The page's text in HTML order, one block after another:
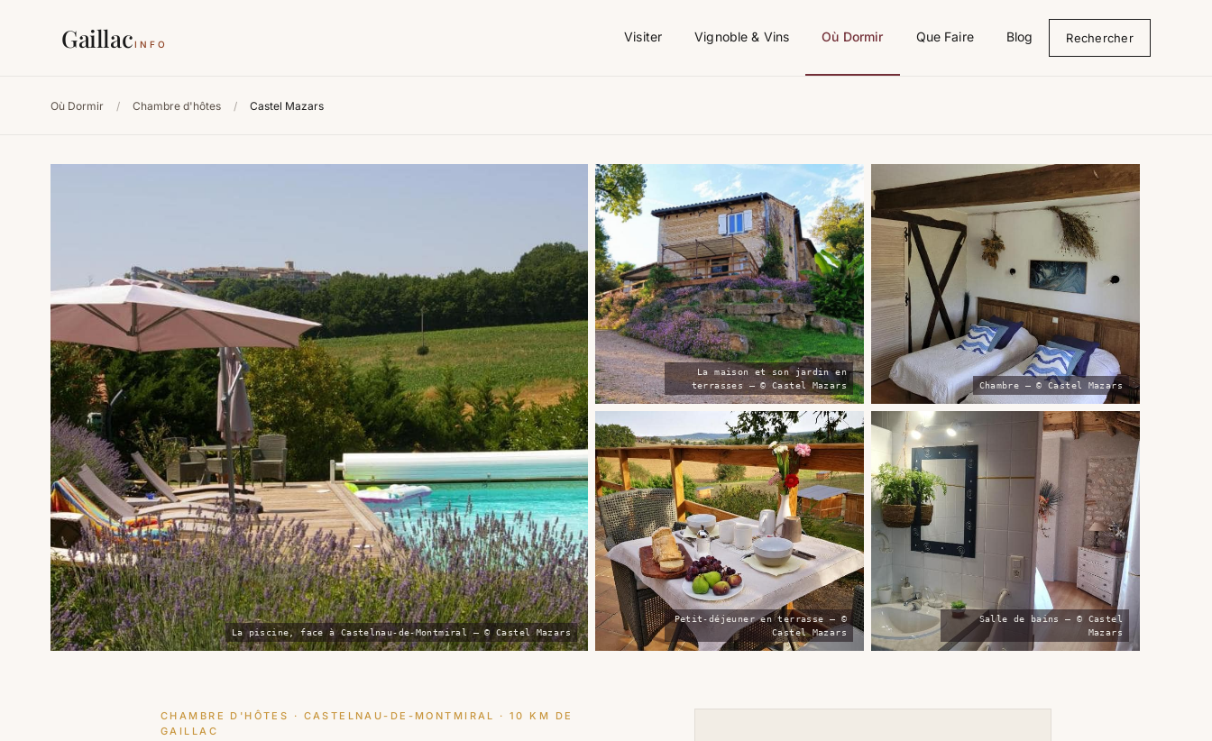
GaillacINFO Visiter Vignoble & Vins Où Dormir Que Faire Blog Rechercher
Où Dormir / Chambre d'hôtes / Castel Mazars
La piscine, face à Castelnau-de-Montmiral — © Castel Mazars
La maison et son jardin en
terrasses — © Castel Mazars
Chambre — © Castel Mazars
Petit-déjeuner en terrasse — ©
Castel Mazars
Salle de bains — © Castel
Mazars
CHAMBRE D'HÔTES · CASTELNAU-DE-MONTMIRAL · 10 KM DE
GAILLAC